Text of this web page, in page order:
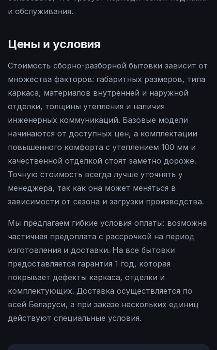
и обслуживания.
Цены и условия
Стоимость сборно-разборной бытовки зависит от
множества факторов: габаритных размеров, типа
каркаса, материалов внутренней и наружной
отделки, толщины утепления и наличия
инженерных коммуникаций. Базовые модели
начинаются от доступных цен, а комплектации
повышенного комфорта с утеплением 100 мм и
качественной отделкой стоят заметно дороже.
Точную стоимость всегда лучше уточнять у
менеджера, так как она может меняться в
зависимости от сезона и загрузки производства.
Мы предлагаем гибкие условия оплаты: возможна
частичная предоплата с рассрочкой на период
изготовления и доставки. На все бытовки
предоставляется гарантия 1 год, которая
покрывает дефекты каркаса, отделки и
комплектующих. Доставка осуществляется по
всей Беларуси, а при заказе нескольких единиц
действуют специальные условия.